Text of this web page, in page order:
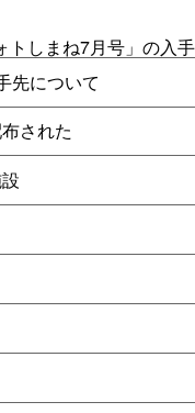
トしまね7月号」の入
先について
された